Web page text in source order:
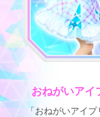
おねがいアイ
「おねがいアイ